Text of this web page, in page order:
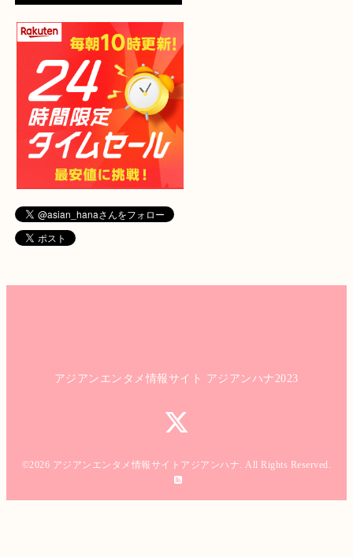
アジアンエンタメ情報サイト アジアンハナ2023
©2026 アジアンエンタメ情報サイトアジアンハナ . All Rights Reserved.